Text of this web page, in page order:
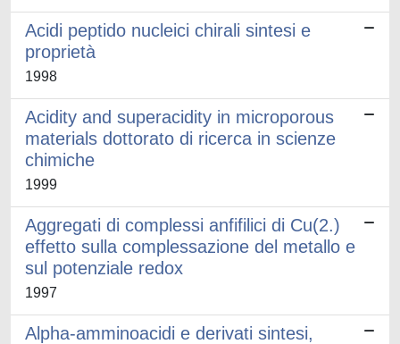
Acidi peptido nucleici chirali sintesi e
proprietà
1998
Acidity and superacidity in microporous
materials dottorato di ricerca in scienze
chimiche
1999
Aggregati di complessi anfifilici di Cu(2.)
effetto sulla complessazione del metallo e
sul potenziale redox
1997
Alpha-amminoacidi e derivati sintesi,